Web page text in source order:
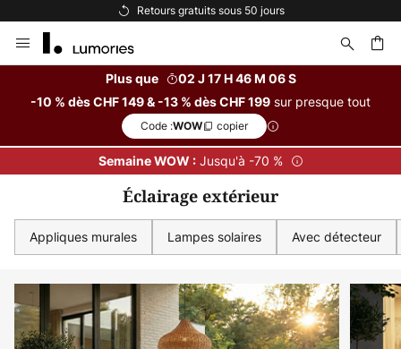
Options de paiement flexibles
Allez
au
Plus que
02 J 17 H 46 M 05 S
-10 % dès CHF 149 & -13 % dès CHF 199 sur presque tout
Code :WOW copier
Semaine WOW :Jusqu'à -70 %
Éclairage extérieur
Appliques murales Lampes solaires Avec détecteur